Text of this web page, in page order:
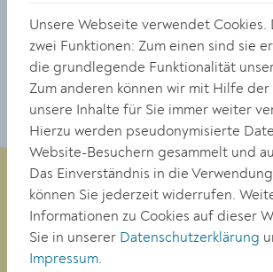
Magistrat der Stadt Krems
Obere Landstraße 4
A-3500 Krems
Unsere Webseite verwendet Cookies.
zwei Funktionen: Zum einen sind sie
die grundlegende Funktionalität
Zum anderen können wir mit Hilfe der
unsere Inhalte für Sie immer weiter
Hierzu werden pseudonymisierte
Website-Besuchern gesammelt und
Das Einverständnis in die
können Sie jederzeit widerrufen.
Informationen zu Cookies auf dieser
Sie in unserer Datenschutzerklärung
Impressum.